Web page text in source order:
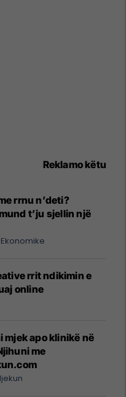
Reklamo këtu
rrnu n’deti?
t’ju sjellin një
rrit ndikimin e
online
mjek apo klinikë në
me